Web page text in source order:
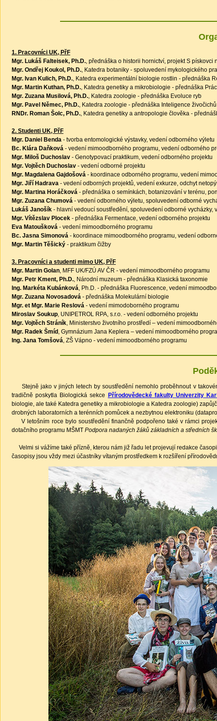
1. Pracovníci UK, PřF
Mgr. Lukáš Falteisek, Ph.D., přednáška o historii hornictví, projekt S pískovci
Mgr. Ondřej Koukol, Ph.D., Katedra botaniky - spoluvedení mykologického
Mgr. Ivan Kulich, Ph.D., Katedra experimentální biologie rostlin - přednáška
Mgr. Martin Kuthan, Ph.D., Katedra genetiky a mikrobiologie - přednáška
Mgr. Zuzana Musilová, Ph.D., Katedra zoologie - přednáška Evoluce ryb
Mgr. Pavel Němec, Ph.D., Katedra zoologie - přednáška Inteligence živočichů
RNDr. Roman Šolc, Ph.D., Katedra genetiky a antropologie člověka -
2. Studenti UK, PřF
Mgr. Daniel Benda - tvorba entomologické výstavky, vedení odborného výletu
Bc. Klára Daňková - vedení mimoodborného programu, vedení odborného
Mgr. Miloš Duchoslav - Genotypovací praktikum, vedení odborného projektu
Mgr. Vojtěch Duchoslav - vedení odborné projektu
Mgr. Magdalena Gajdošová - koordinace odborného programu, vedení
Mgr. Jiří Hadrava - vedení odborných projektů, vedení exkurze, odchyt
Mgr. Martina Horáčková - přednáška o semínkách, botanizování v terénu,
Mgr. Zuzana Chumová - vedení odborného výletu, spoluvedení odborné
Lukáš Janošík - hlavní vedoucí soustředění, spoluvedení odborné
Mgr. Vítězslav Plocek - přednáška Fermentace, vedení odborného projektu
Eva Matoušková - vedení mimoodborného programu
Bc. Jasna Simonová - koordinace mimoodborného programu, vedení
Mgr. Martin Těšický - praktikum čižby
3. Pracovníci a studenti mimo UK, PřF
Mgr. Martin Golan, MFF UK/FZÚ AV ČR - vedení mimoodborného programu
Mgr. Petr Kment, Ph.D., Národní muzeum - přednáška Klasická taxonomie
Ing. Markéta Kubánková, Ph.D. - přednáška Fluorescence, vedení
Mgr. Zuzana Novosadová - přednáška Molekulární biologie
Mgr. et Mgr. Marie Reslová - vedení mimodoborného programu
Miroslav Soukup, UNIPETROL RPA, s.r.o. - vedení odborného projektu
Mgr. Vojtěch Stráník, Ministerstvo životního prostředí – vedení
Mgr. Radek Šmíd , Gymnázium Jana Keplera – vedení mimoodborného
Ing. Jana Tomšová, ZŠ Vápno - vedení mimoodborného programu
Stejně jako v jiných letech by soustředění nemohlo proběhnout v
tradičně poskytla Biologická sekce
Přírodovědecké fakulty Univerzity
biologie, ale také Katedra genetiky a mikrobiologie a Katedra zoologie)
drobných laboratorních a terénních pomůcek a nezbytnou elektroniku
V letošním roce bylo soustředění finančně podpořeno také v rámci
dotačního programu MŠMT Podpora nadaných žáků základních a středních
Velmi si vážíme také přízně, kterou nám již řadu let projevují redakce
časopisy jsou vždy mezi účastníky vítaným prostředkem k rozšíření